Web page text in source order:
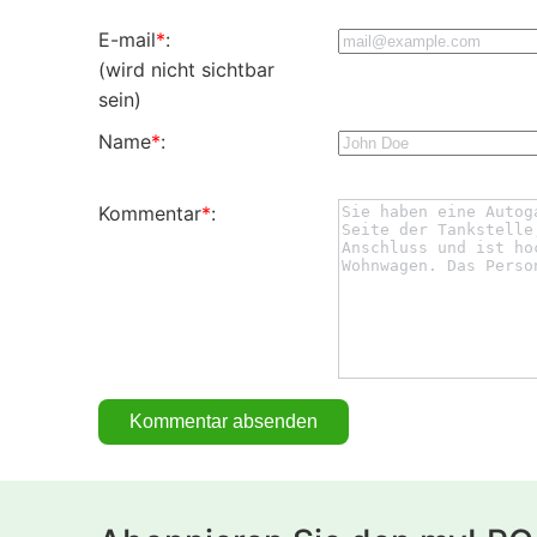
E-mail*:
(wird nicht sichtbar
sein)
Name*:
Kommentar*: